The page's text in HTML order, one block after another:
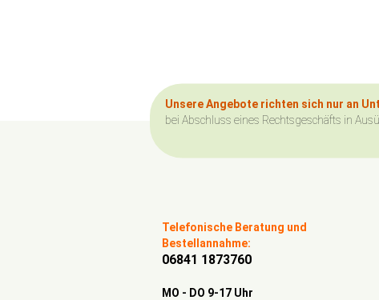
Unsere Angebote richten sich nur an
bei Abschluss eines Rechtsgeschäfts in
Telefonische Beratung und
Bestellannahme:
06841 1873760
MO - DO 9-17 Uhr